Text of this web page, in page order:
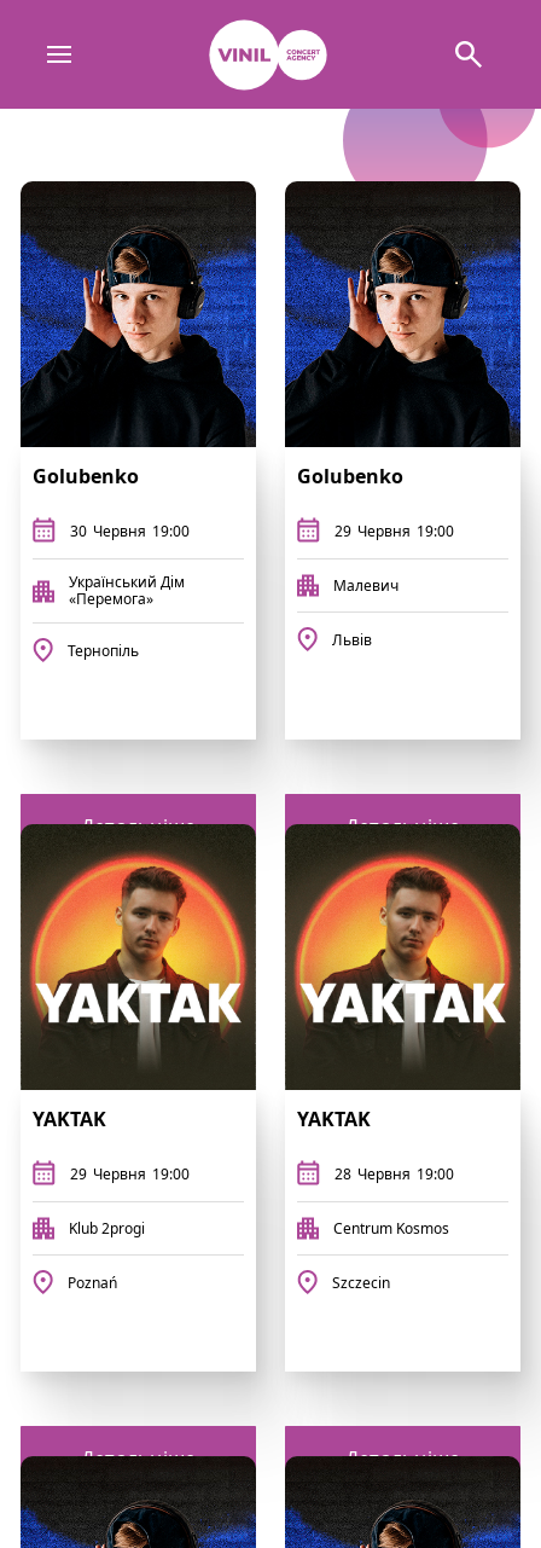
Golubenko
30 Червня 19:00
Український Дім
«Перемога»
Тернопіль
Детальніше
Golubenko
29 Червня 19:00
Малевич
Львів
Детальніше
YAKTAK
29 Червня 19:00
Klub 2progi
Poznań
Детальніше
YAKTAK
28 Червня 19:00
Centrum Kosmos
Szczecin
Детальніше